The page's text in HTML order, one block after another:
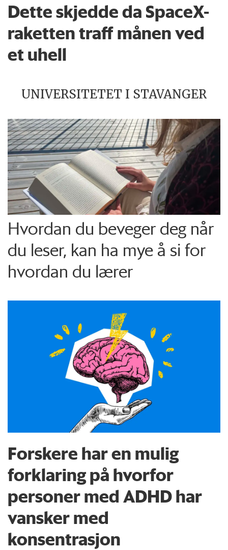
Dette skjedde da SpaceX-
raketten traff månen ved
et uhell
UNIVERSITETET I STAVANGER
Hvordan du beveger deg når
du leser, kan ha mye å si for
hvordan du lærer
Forskere har en mulig
forklaring på hvorfor
personer med ADHD har
vansker med
konsentrasjon